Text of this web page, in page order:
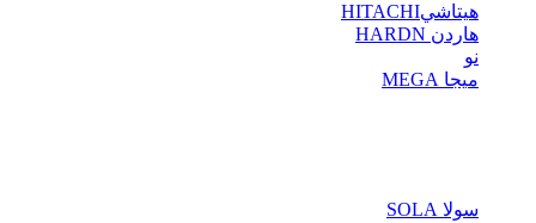
هيتاشيHITACHI
هاردن HARDN
نو
ميجا MEGA
سولا SOLA